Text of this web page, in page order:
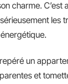
charme. C’est
les
un
et